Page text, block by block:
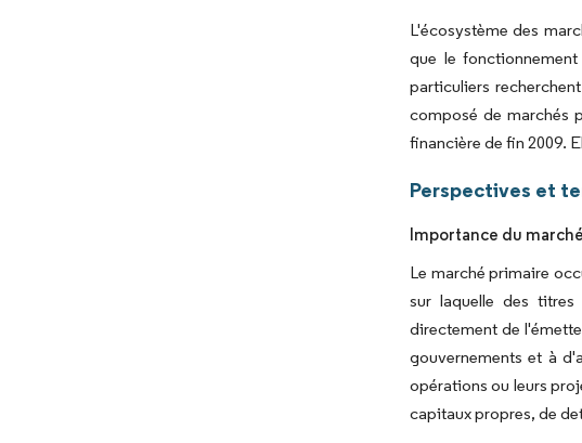
L'écosystème des
que le
particuliers
composé de marchés
financière de fin 2009.
Perspectives et
Importance du
Le marché primaire
sur laquelle des
directement de
gouvernements et à
opérations ou leurs
capitaux propres, de